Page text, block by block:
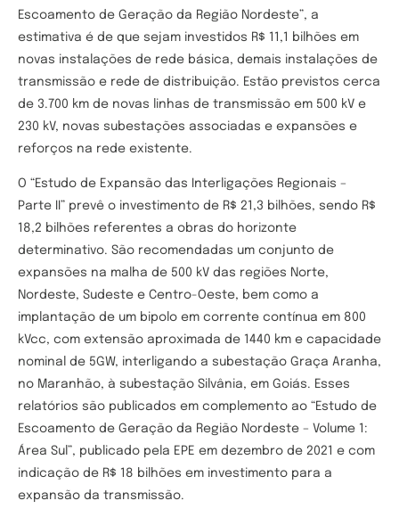
Escoamento de Geração da Região Nordeste”, a
estimativa é de que sejam investidos R$ 11,1 bilhões em
novas instalações de rede básica, demais instalações de
transmissão e rede de distribuição. Estão previstos cerca
de 3.700 km de novas linhas de transmissão em 500 kV e
230 kV, novas subestações associadas e expansões e
reforços na rede existente.
O “Estudo de Expansão das Interligações Regionais –
Parte II” prevê o investimento de R$ 21,3 bilhões, sendo R$
18,2 bilhões referentes a obras do horizonte
determinativo. São recomendadas um conjunto de
expansões na malha de 500 kV das regiões Norte,
Nordeste, Sudeste e Centro-Oeste, bem como a
implantação de um bipolo em corrente contínua em 800
kVcc, com extensão aproximada de 1440 km e capacidade
nominal de 5GW, interligando a subestação Graça Aranha,
no Maranhão, à subestação Silvânia, em Goiás. Esses
relatórios são publicados em complemento ao “Estudo de
Escoamento de Geração da Região Nordeste – Volume 1:
Área Sul”, publicado pela EPE em dezembro de 2021 e com
indicação de R$ 18 bilhões em investimento para a
expansão da transmissão.